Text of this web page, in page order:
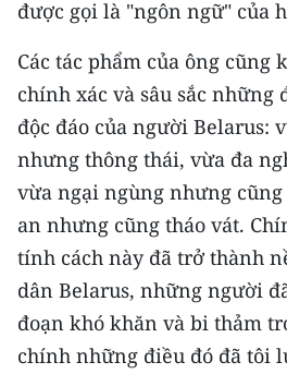
được gọi là "ngôn ngữ" của
Các tác phẩm của ông cũng
chính xác và sâu sắc những
độc đáo của người Belarus:
nhưng thông thái, vừa đa
vừa ngại ngùng nhưng
an nhưng cũng tháo vát.
tính cách này đã trở thành
dân Belarus, những người
đoạn khó khăn và bi thảm
chính những điều đó đã tôi